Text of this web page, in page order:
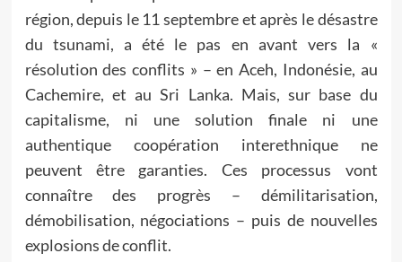
région, depuis le 11 septembre et après le désastre
du tsunami, a été le pas en avant vers la «
résolution des conflits » – en Aceh, Indonésie, au
Cachemire, et au Sri Lanka. Mais, sur base du
capitalisme, ni une solution finale ni une
authentique coopération interethnique ne
peuvent être garanties. Ces processus vont
connaître des progrès – démilitarisation,
démobilisation, négociations – puis de nouvelles
explosions de conflit.